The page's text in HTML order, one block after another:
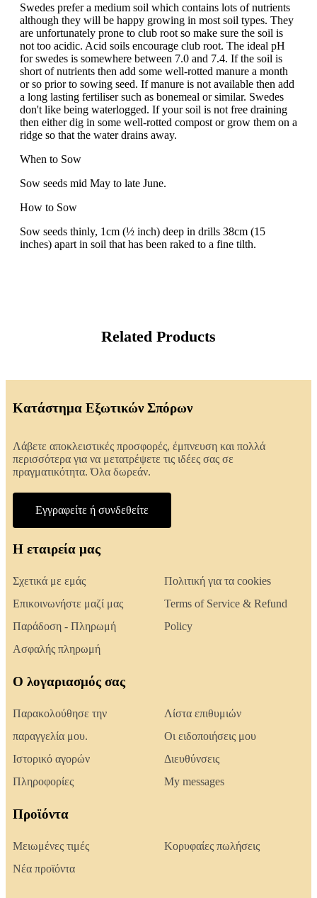
Swedes prefer a medium soil which contains lots of nutrients
although they will be happy growing in most soil types. They
are unfortunately prone to club root so make sure the soil is
not too acidic. Acid soils encourage club root. The ideal pH
for swedes is somewhere between 7.0 and 7.4. If the soil is
short of nutrients then add some well-rotted manure a month
or so prior to sowing seed. If manure is not available then add
a long lasting fertiliser such as bonemeal or similar. Swedes
don't like being waterlogged. If your soil is not free draining
then either dig in some well-rotted compost or grow them on a
ridge so that the water drains away.
When to Sow
Sow seeds mid May to late June.
How to Sow
Sow seeds thinly, 1cm (½ inch) deep in drills 38cm (15
inches) apart in soil that has been raked to a fine tilth.
Related Products
Κατάστημα Εξωτικών Σπόρων
Λάβετε αποκλειστικές προσφορές, έμπνευση και πολλά
περισσότερα για να μετατρέψετε τις ιδέες σας σε
πραγματικότητα. Όλα δωρεάν.
Εγγραφείτε ή συνδεθείτε
Η εταιρεία μας
Σχετικά με εμάς
Επικοινωνήστε μαζί μας
Παράδοση - Πληρωμή
Ασφαλής πληρωμή
Πολιτική για τα cookies
Terms of Service & Refund
Policy
Ο λογαριασμός σας
Παρακολούθησε την
παραγγελία μου.
Ιστορικό αγορών
Πληροφορίες
Λίστα επιθυμιών
Οι ειδοποιήσεις μου
Διευθύνσεις
My messages
Προϊόντα
Μειωμένες τιμές
Νέα προϊόντα
Κορυφαίες πωλήσεις